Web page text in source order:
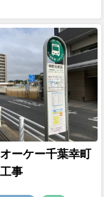
オーケー千葉幸町
事